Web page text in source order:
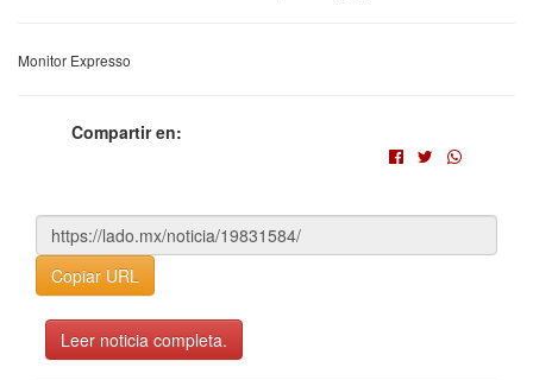
Monitor Expresso
Compartir en:
Copiar URL
Leer noticia completa.